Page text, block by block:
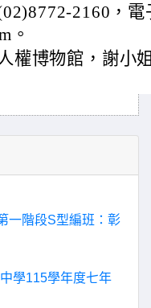
2160，
。
權博物館，謝小
一階段S型編班：彰
學115學年度七年